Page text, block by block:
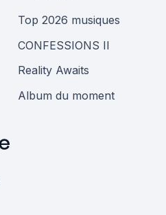
Top 2026 musiques
CONFESSIONS II
Reality Awaits
Album du moment